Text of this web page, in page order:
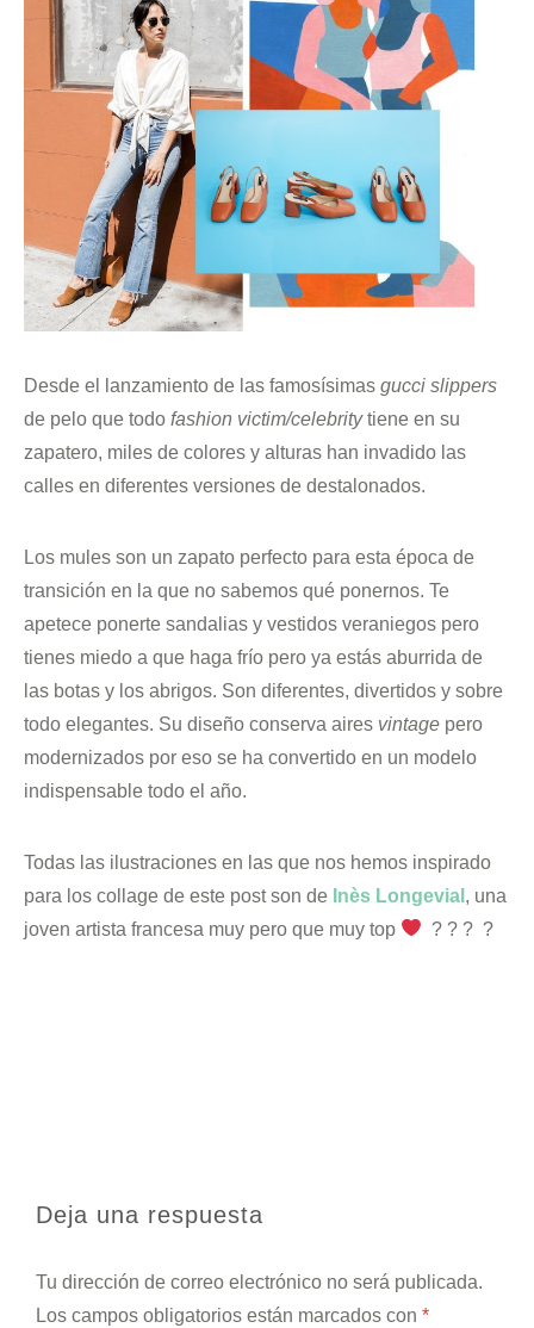
Desde el lanzamiento de las famosísimas gucci slippers
de pelo que todo fashion victim/celebritytiene en su
zapatero, miles de colores y alturas han invadido las
calles en diferentes versiones de destalonados.
Los mules son un zapato perfecto para esta época de
transición en la que no sabemos qué ponernos. Te
apetece ponerte sandalias y vestidos veraniegos pero
tienes miedo a que haga frío pero ya estás aburrida de
las botas y los abrigos. Son diferentes, divertidos y sobre
todo elegantes. Su diseño conserva aires vintage pero
modernizados por eso se ha convertido en un modelo
indispensable todo el año.
Todas las ilustraciones en las que nos hemos inspirado
para los collage de este post son de Inès Longevial , una
joven artista francesa muy pero que muy top
? ? ? ?
Deja una respuesta
Tu dirección de correo electrónico no será publicada.
Los campos obligatorios están marcados con *